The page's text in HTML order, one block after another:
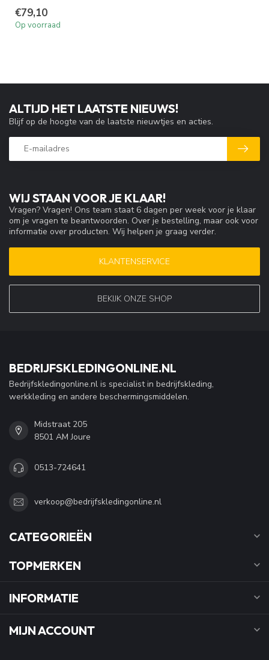
€79,10
Op voorraad
WIJ STAAN VOOR JE KLAAR!
Vragen? Vragen! Ons team staat 6 dagen per week voor je klaar
om je vragen te beantwoorden. Over je bestelling, maar ook voor
informatie over producten. Wij helpen je graag verder.
KLANTENSERVICE
BEKIJK ONZE SHOP
ALTIJD HET LAATSTE NIEUWS!
Blijf op de hoogte van de laatste nieuwtjes en acties.
BEDRIJFSKLEDINGONLINE.NL
Bedrijfskledingonline.nl is specialist in bedrijfskleding,
werkkleding en andere beschermingsmiddelen.
Midstraat 205
8501 AM Joure
0513-724641
verkoop@bedrijfskledingonline.nl
CATEGORIEËN
TOPMERKEN
INFORMATIE
MIJN ACCOUNT